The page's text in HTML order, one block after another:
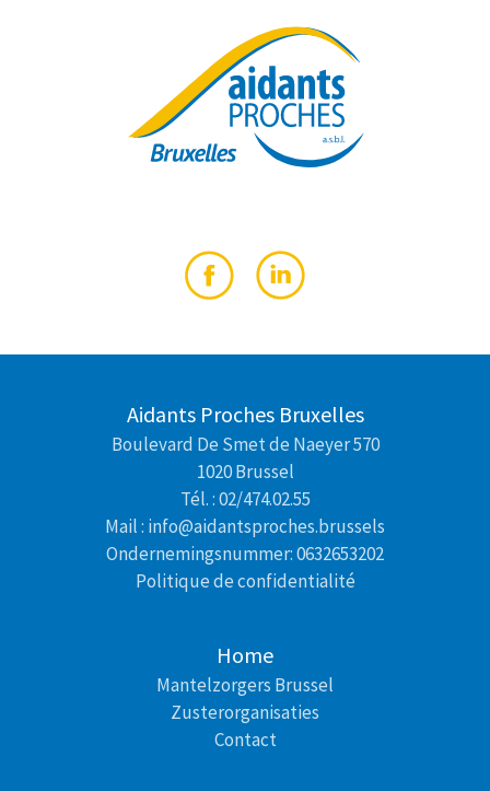
Aidants Proches Bruxelles
Boulevard De Smet de Naeyer 570
1020 Brussel
Tél. : 02/474.02.55
Mail : info@aidantsproches.brussels
Ondernemingsnummer: 0632653202
Politique de confidentialité
Home
Mantelzorgers Brussel
Zusterorganisaties
Contact